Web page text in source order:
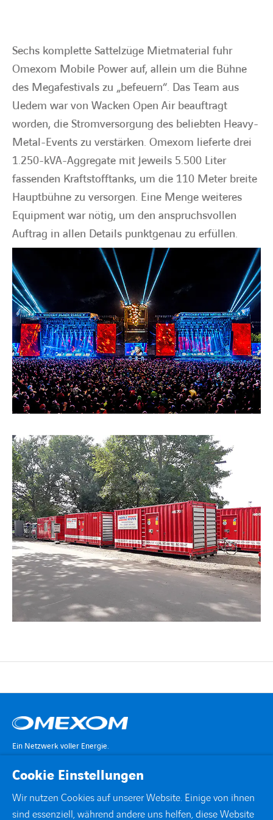
Sechs komplette Sattelzüge Mietmaterial fuhr
Omexom Mobile Power auf, allein um die Bühne
des Megafestivals zu „befeuern“. Das Team aus
Uedem war von Wacken Open Air beauftragt
worden, die Stromversorgung des beliebten Heavy-
Metal-Events zu verstärken. Omexom lieferte drei
1.250-kVA-Aggregate mit jeweils 5.500 Liter
fassenden Kraftstofftanks, um die 110 Meter breite
Hauptbühne zu versorgen. Eine Menge weiteres
Equipment war nötig, um den anspruchsvollen
Auftrag in allen Details punktgenau zu erfüllen.
Ein Netzwerk voller Energie.
Cookie Einstellungen
Wir nutzen Cookies auf unserer Website. Einige von ihnen
sind essenziell, während andere uns helfen, diese Website